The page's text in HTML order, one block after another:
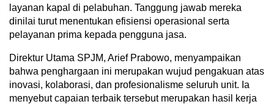
layanan kapal di pelabuhan. Tanggung jawab mereka
dinilai turut menentukan efisiensi operasional serta
pelayanan prima kepada pengguna jasa.
Direktur Utama SPJM, Arief Prabowo, menyampaikan
bahwa penghargaan ini merupakan wujud pengakuan atas
inovasi, kolaborasi, dan profesionalisme seluruh unit. Ia
menyebut capaian terbaik tersebut merupakan hasil kerja